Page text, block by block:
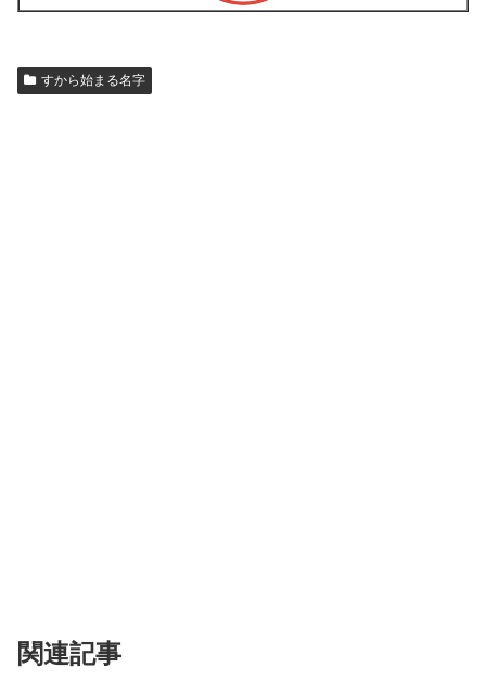
すから始まる名字
関連記事